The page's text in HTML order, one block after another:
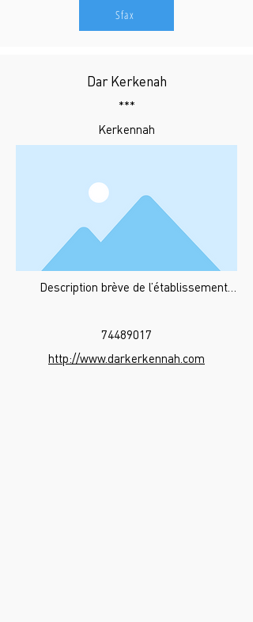
Sfax
Dar Kerkenah
***
Kerkennah
Description brève de l’établissement…
74489017
http://www.darkerkennah.com